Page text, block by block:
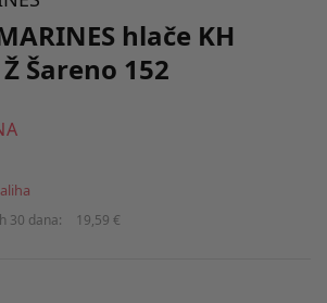
hlače KH
Ž Šareno 152
30 dana: 19,59 €